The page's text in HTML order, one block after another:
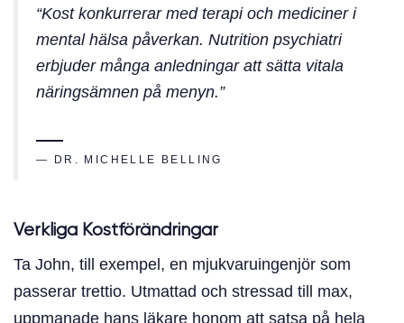
“Kost konkurrerar med terapi och mediciner i
mental hälsa påverkan. Nutrition psychiatri
erbjuder många anledningar att sätta vitala
näringsämnen på menyn.”
— DR. MICHELLE BELLING
Verkliga Kostförändringar
Ta John, till exempel, en mjukvaruingenjör som
passerar trettio. Utmattad och stressad till max,
uppmanade hans läkare honom att satsa på hela